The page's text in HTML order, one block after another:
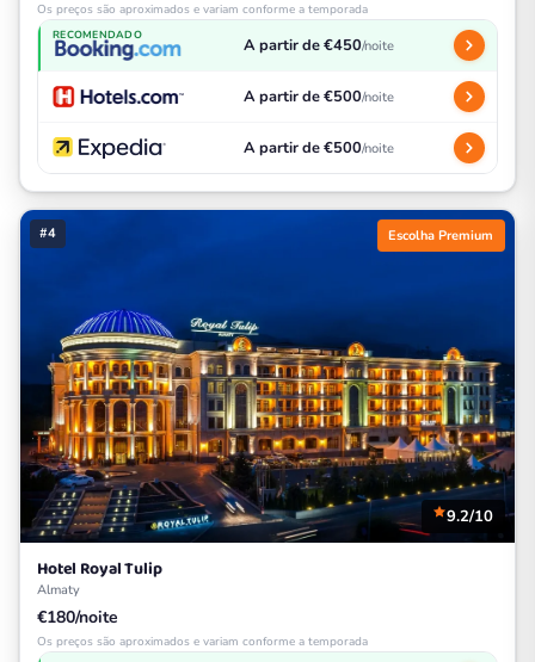
Os preços são aproximados e variam conforme a temporada
RECOMENDADO A partir de €450/noite
A partir de €500/noite
A partir de €500/noite
#4 Escolha Premium
9.2/10
Hotel Royal Tulip
Almaty
€180/noite
Os preços são aproximados e variam conforme a temporada